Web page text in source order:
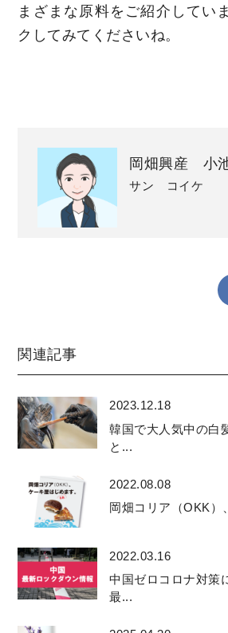
まざまな原料をご紹介してい
クしてみてくださいね。
岡畑興産 小
サン コイケ
関連記事
2023.12.18
韓国で大人気中の白
と...
2022.08.08
岡畑コリア（OKK）
2022.03.16
中国ゼロコロナ対策
最...